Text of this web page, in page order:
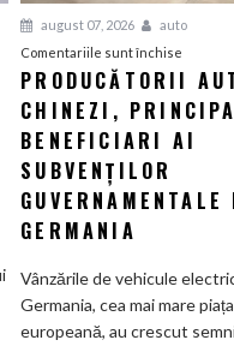
august 07, 2026
auto
Comentariile sunt închise
auto
chinezi,
ai
EV
din
PRODUCĂTORII
CHINEZI,
BENEFICIARI AI
SUBVENȚILOR
GUVERNAMENTALE
GERMANIA
Vânzările de vehicule
Germania, cea mai mare
europeană, au crescut